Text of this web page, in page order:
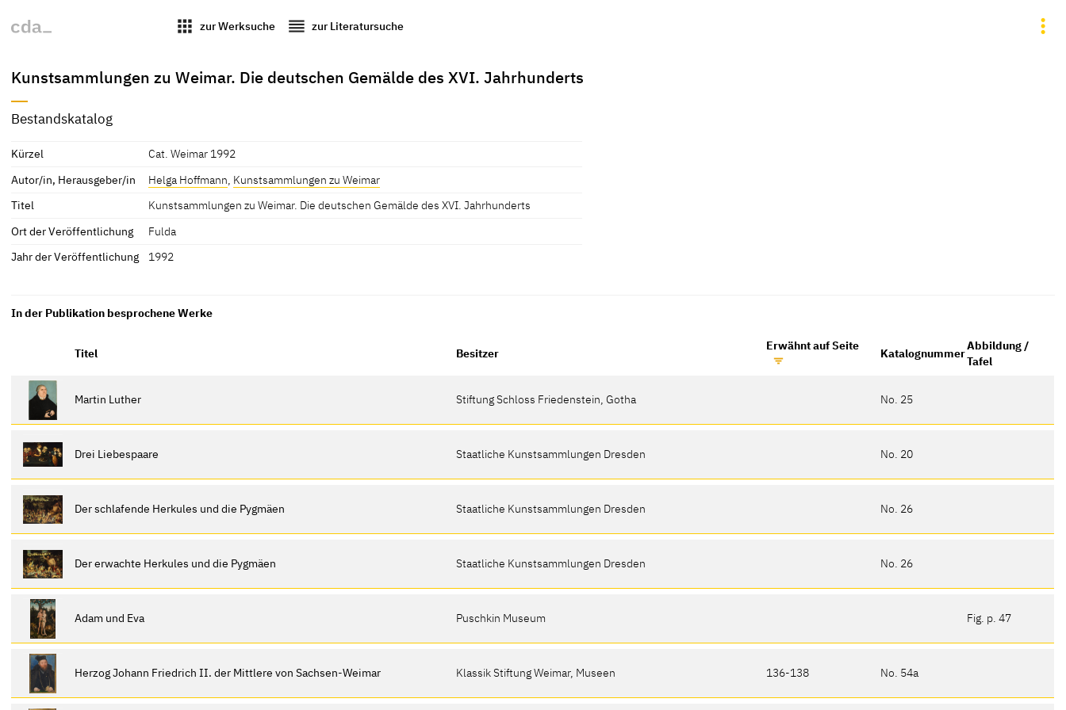
apps zur Werksuche reorder zur Literatursuche
Kunstsammlungen zu Weimar. Die deutschen Gemälde des XVI. Jahrhunderts
Bestandskatalog
Kürzel
Cat. Weimar 1992
Autor/in, Herausgeber/in
Helga Hoffmann, Kunstsammlungen zu Weimar
Titel
Kunstsammlungen zu Weimar. Die deutschen Gemälde des XVI. Jahrhunderts
Ort der Veröffentlichung
Fulda
Jahr der Veröffentlichung
1992
In der Publikation besprochene Werke
Titel Besitzer
Erwähnt auf Seite
Katalognummer
Abbildung /
Tafel
Martin Luther Stiftung Schloss Friedenstein, Gotha No. 25
Drei Liebespaare Staatliche Kunstsammlungen Dresden No. 20
Der schlafende Herkules und die Pygmäen Staatliche Kunstsammlungen Dresden No. 26
Der erwachte Herkules und die Pygmäen Staatliche Kunstsammlungen Dresden No. 26
Adam und Eva Puschkin Museum Fig. p. 47
Herzog Johann Friedrich II. der Mittlere von Sachsen-Weimar Klassik Stiftung Weimar, Museen 136-138 No. 54a